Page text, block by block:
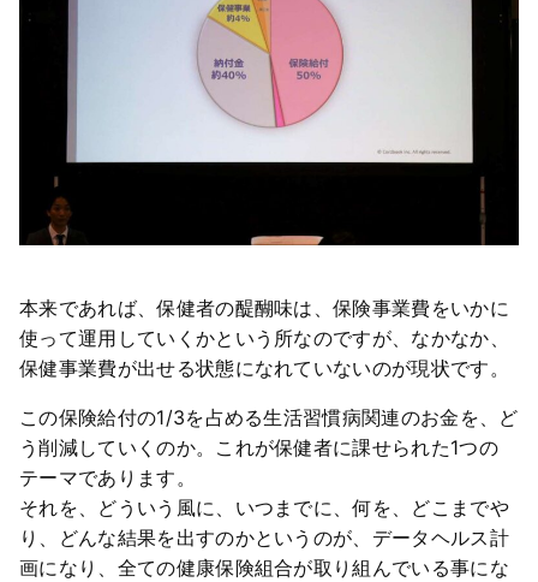
本来であれば、保健者の醍醐味は、保険事業費をいかに
使って運用していくかという所なのですが、なかなか、
保健事業費が出せる状態になれていないのが現状です。
この保険給付の1/3を占める生活習慣病関連のお金を、ど
う削減していくのか。これが保健者に課せられた1つの
テーマであります。
それを、どういう風に、いつまでに、何を、どこまでや
り、どんな結果を出すのかというのが、データヘルス計
画になり、全ての健康保険組合が取り組んでいる事にな